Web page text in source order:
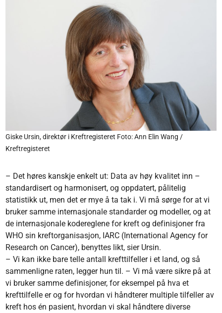
Giske Ursin, direktør i Kreftregisteret Foto: Ann Elin Wang /
Kreftregisteret
– Det høres kanskje enkelt ut: Data av høy kvalitet inn –
standardisert og harmonisert, og oppdatert, pålitelig
statistikk ut, men det er mye å ta tak i. Vi må sørge for at vi
bruker samme internasjonale standarder og modeller, og at
de internasjonale kodereglene for kreft og definisjoner fra
WHO sin kreftorganisasjon, IARC (International Agency for
Research on Cancer), benyttes likt, sier Ursin.
– Vi kan ikke bare telle antall krefttilfeller i et land, og så
sammenligne raten, legger hun til. – Vi må være sikre på at
vi bruker samme definisjoner, for eksempel på hva et
krefttilfelle er og for hvordan vi håndterer multiple tilfeller av
kreft hos én pasient, hvordan vi skal håndtere diverse